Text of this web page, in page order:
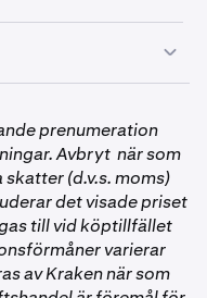
och kommande
individuellt
Följdessa stegför att
vara aktiv och i
inte har avbrutits
prenumeration
Avbryt när som
(d.v.s. moms)
det visade priset
till vid köptillfället
varierar
av Kraken när som